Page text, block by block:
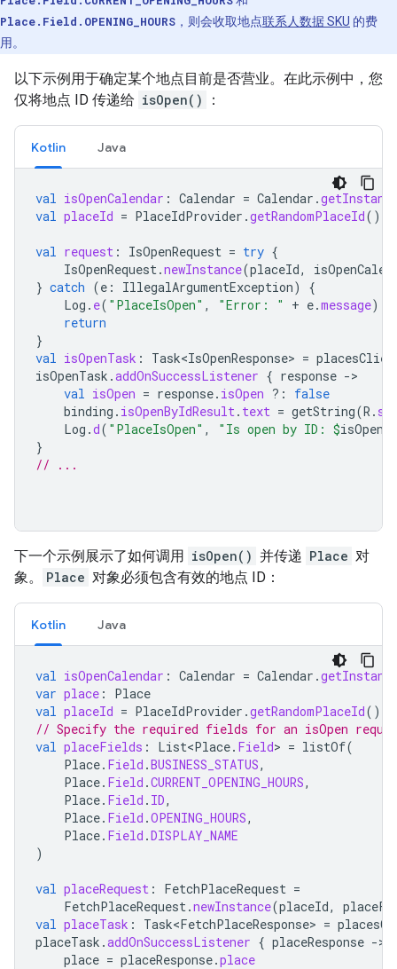
Place.Field.OPENING_HOURS ，则会收取地点联系人数据 SKU 的费
用。
以下示例用于确定某个地点目前是否营业。在此示例中，您
仅将地点 ID 传递给 isOpen() ：
Kotlin Java
val isOpenCalendar : Calendar = Calendar .
val placeId = PlaceIdProvider .getRandomPlaceId()
val request : IsOpenRequest = try {
IsOpenRequest.newInstance(placeId,
} catch (e : IllegalArgumentException)
{
Log . e( "PlaceIsOpen" , "Error: " + e.message)
return
}
val isOpenTask : Task<IsOpenResponse> =
isOpenTask .addOnSuccessListener { response -
val isOpen = response. isOpen ?:
false
binding . isOpenByIdResult. text = getString(R .
Log .d( "PlaceIsOpen" , "Is open by ID: $isOpen
}
// ...
下一个示例展示了如何调用 isOpen() 并传递 Place 对
象。
Place 对象必须包含有效的地点 ID：
Kotlin Java
val isOpenCalendar : Calendar = Calendar .
var place :
Place
val placeId = PlaceIdProvider .getRandomPlaceId()
// Specify the required fields for an isOpen
val placeFields : List<Place. Field> = listOf(
Place. Field .BUSINESS_STATUS,
Place. Field .CURRENT_OPENING_HOURS,
Place. Field . ID,
Place. Field .OPENING_HOURS,
Place. Field .DISPLAY_NAME
)
val placeRequest : FetchPlaceRequest =
FetchPlaceRequest.newInstance(placeId,
val placeTask : Task<FetchPlaceResponse> =
placeTask .addOnSuccessListener { placeResponse -
place = placeResponse.place